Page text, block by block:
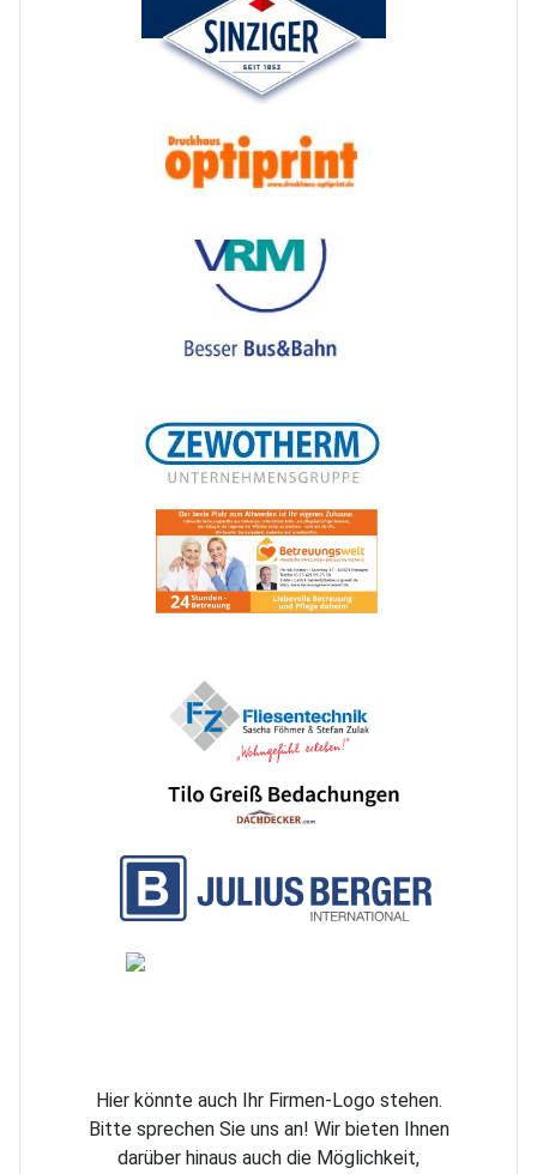
Hier könnte auch Ihr Firmen-Logo stehen.
Bitte sprechen Sie uns an! Wir bieten Ihnen
darüber hinaus auch die Möglichkeit,